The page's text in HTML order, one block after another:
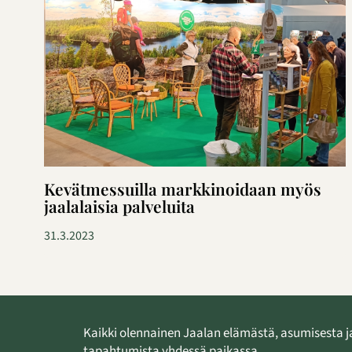
Kevätmessuilla markkinoidaan myös
jaalalaisia palveluita
31.3.2023
Kaikki olennainen Jaalan elämästä, asumisesta